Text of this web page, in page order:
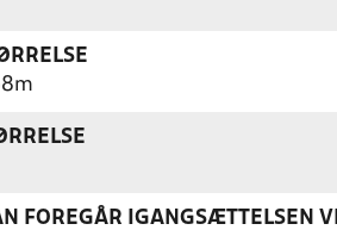
FOREGÅR IGANGSÆTTELSEN